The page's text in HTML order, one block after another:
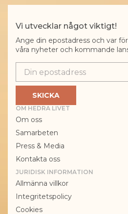
Vi utvecklar något viktigt!
Ange din epostadress och var
våra nyheter och kommande
Epostadress
SKICKA
OM HEDRA LIVET
Om oss
Samarbeten
Press & Media
Kontakta oss
JURIDISK INFORMATION
Allmänna villkor
Integritetspolicy
Cookies